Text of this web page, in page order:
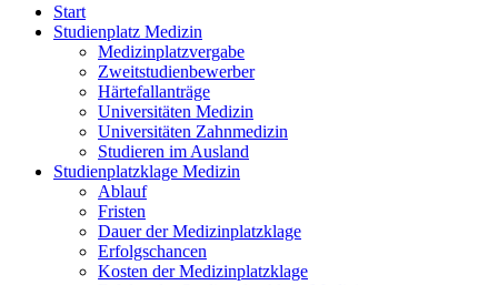
Start
Studienplatz Medizin
Medizinplatzvergabe
Zweitstudienbewerber
Härtefallanträge
Universitäten Medizin
Universitäten Zahnmedizin
Studieren im Ausland
Studienplatzklage Medizin
Ablauf
Fristen
Dauer der Medizinplatzklage
Erfolgschancen
Kosten der Medizinplatzklage